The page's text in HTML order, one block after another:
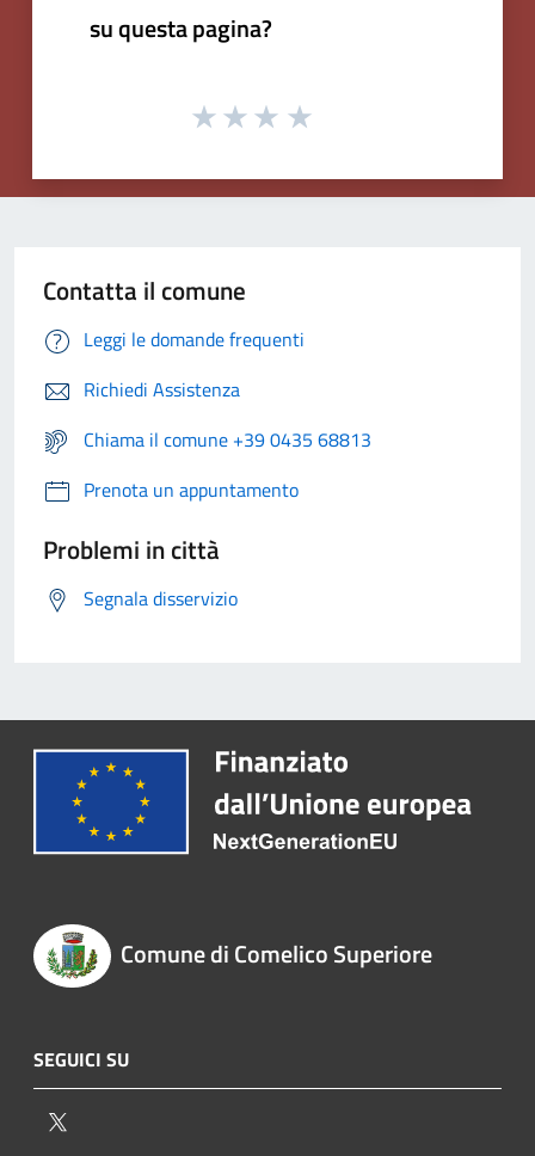
su questa pagina?
Contatta il comune
Leggi le domande frequenti
Richiedi Assistenza
Chiama il comune +39 0435 68813
Prenota un appuntamento
Problemi in città
Segnala disservizio
Comune di Comelico Superiore
SEGUICI SU